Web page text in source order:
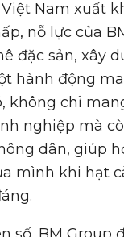
Nam xuất
nỗ lực của
đặc sản, xây
hành động
không chỉ
nghiệp mà
dân, giúp
mình khi hạt